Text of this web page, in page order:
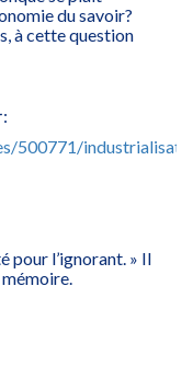
du savoir?
à cette question
:
500771/
pour l’ignorant. » Il